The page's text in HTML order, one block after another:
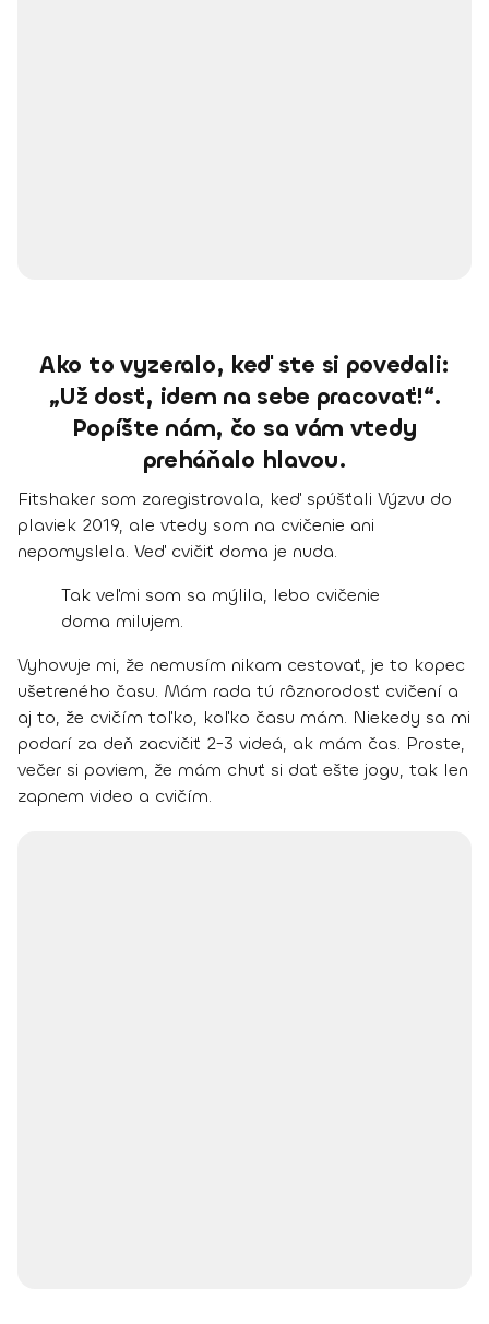
Ako to vyzeralo, keď ste si povedali:
„Už dosť, idem na sebe pracovať!“.
Popíšte nám, čo sa vám vtedy
preháňalo hlavou.
Fitshaker som zaregistrovala, keď spúšťali Výzvu do
plaviek 2019, ale vtedy som na cvičenie ani
nepomyslela. Veď cvičiť doma je nuda.
Tak veľmi som sa mýlila, lebo cvičenie
doma milujem.
Vyhovuje mi, že nemusím nikam cestovať, je to kopec
ušetreného času. Mám rada tú rôznorodosť cvičení a
aj to, že cvičím toľko, koľko času mám. Niekedy sa mi
podarí za deň zacvičiť 2-3 videá, ak mám čas. Proste,
večer si poviem, že mám chuť si dať ešte jogu, tak len
zapnem video a cvičím.